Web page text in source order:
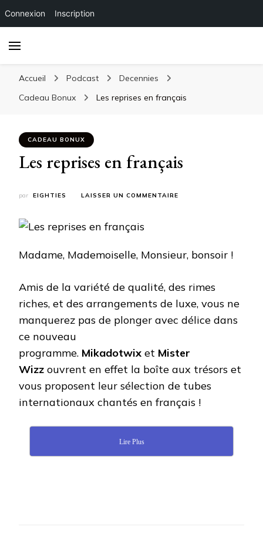
Connexion Inscription
Accueil Podcast
Decennies
Cadeau Bonux
Les reprises en français
CADEAU BONUX
Les reprises en français
par EIGHTIES LAISSER UN COMMENTAIRE
Madame, Mademoiselle, Monsieur, bonsoir !
Amis de la variété de qualité, des rimes
riches, et des arrangements de luxe, vous ne
manquerez pas de plonger avec délice dans
ce nouveau
programme. Mikadotwix et Mister
Wizz ouvrent en effet la boîte aux trésors et
vous proposent leur sélection de tubes
internationaux chantés en français !
Lire Plus